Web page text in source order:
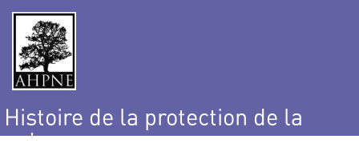
Histoire de la protection de la
nature